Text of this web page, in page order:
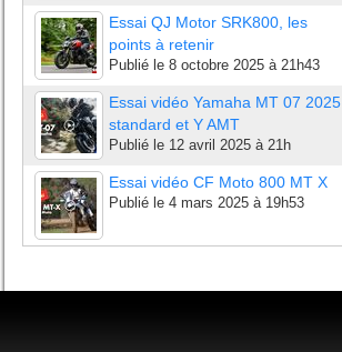
Essai QJ Motor SRK800, les
points à retenir
Publié le 8 octobre 2025 à 21h43
Essai vidéo Yamaha MT 07 2025
standard et Y AMT
Publié le 12 avril 2025 à 21h
Essai vidéo CF Moto 800 MT X
Publié le 4 mars 2025 à 19h53